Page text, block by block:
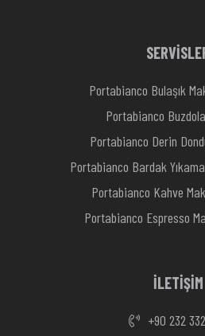
Portabianco Bulaşık
Portabianco
Portabianco Derin
Portabianco Bardak
Portabianco Kahve
Portabianco Espresso
İLETİŞİM
+90 232